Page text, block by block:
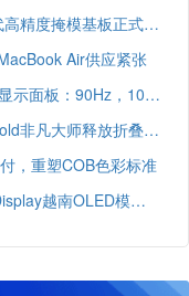
普照材料自主研发的国内首张第8.5代高精度掩模基板正式下线
Air供应紧张
惠科展示全球首款5K RGB Mini LED显示面板：90Hz，100% DCI-P3
一支笔+折叠大屏，华为MateBook Fold非凡大师释放折叠电脑生产力
，重塑COB色彩标准
韩媒爆料：中电科风华已直接向LG Display越南OLED模组生产线提供设备